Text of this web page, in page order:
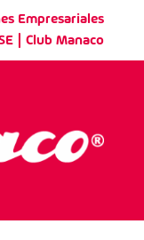
Empresariales
|Club Manaco